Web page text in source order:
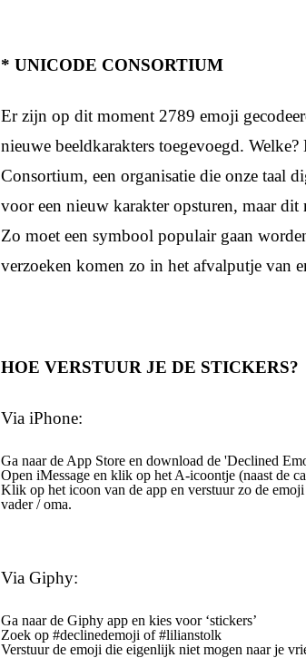
* UNICODE CONSORTIUM
Er zijn op dit moment 2789 emoji
nieuwe beeldkarakters toegevoegd.
Consortium, een organisatie die onze taal
voor een nieuw karakter opsturen, maar
Zo moet een symbool populair gaan
verzoeken komen zo in het afvalputje van
HOE VERSTUUR JE DE STICKERS?
Via iPhone:
Ga naar de App Store en download de 'Declined
Open iMessage en klik op het A-icoontje (naast de
Klik op het icoon van de app en verstuur zo de
vader / oma.
Via Giphy:
Ga naar de Giphy app en kies voor ‘stickers’
Zoek op #declinedemoji of #lilianstolk
Verstuur de emoji die eigenlijk niet mogen naar je